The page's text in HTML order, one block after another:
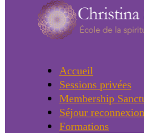
Accueil
Sessions privées
Membership
Séjour
Formations